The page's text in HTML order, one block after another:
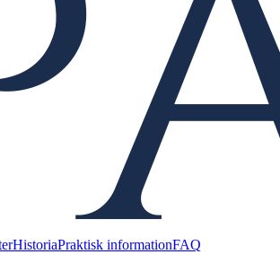
HistoriaPraktisk informationFAQ